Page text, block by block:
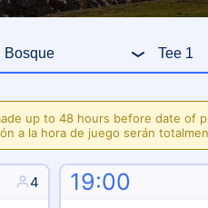
up to 48 hours before date of
a la hora de juego serán
4 19:00